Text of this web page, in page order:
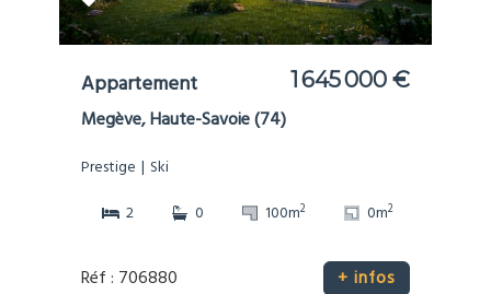
Appartement 1 645 000 €
Megève, Haute-Savoie (74)
Prestige
Ski
2
0 100m2 0m2
Réf : 706880 + infos